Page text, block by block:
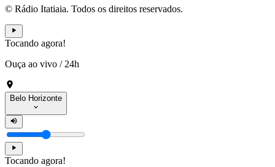
© Rádio Itatiaia. Todos os direitos reservados.
Tocando agora!
Ouça ao vivo /24h
Belo Horizonte
Tocando agora!